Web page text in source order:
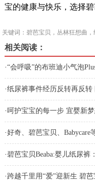
宝的健康与快乐，选择
关键词：碧芭宝贝，丛林狂想曲，
相关阅读：
·“会呼吸”的布班迪小气泡
·纸尿裤事件经历反转再反转
·呵护宝宝的每一步 宜婴新
·好奇、碧芭宝贝、
·碧芭宝贝Beaba:婴儿纸尿裤
·跨越千里用“爱”迎新生 碧